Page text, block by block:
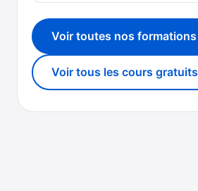
Voir toutes nos formations
Voir tous les cours gratuits